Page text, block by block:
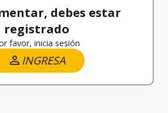
debes estar
registrado
favor, inicia sesión
INGRESA